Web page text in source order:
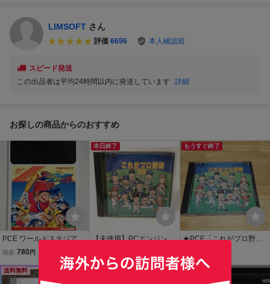
LIMSOFT さん
評価 6696 本人確認前
スピード発送
この出品者は平均24時間以内に発送しています
詳細
お探しの商品からのおすすめ
PCE ワールドスタジア
ム’91 PCエンジン
現在 780 円
本日終了
【未使用】PCエンジン H
9 インテック PCE デッド
ストック 長期保管品 同梱
もうすぐ終了
★PCE「これがプロ野
EC/PCエンジン/PC ENGI
NE/SPT/スポーツ/BASEB
送料無料 もうすぐ終了